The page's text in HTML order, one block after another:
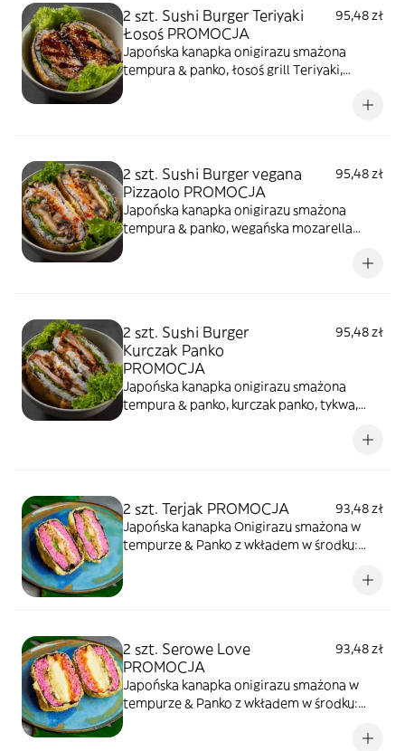
2 szt. Sushi Burger Teriyaki
Łosoś PROMOCJA
95,48 zł
Japońska kanapka onigirazu smażona
tempura & panko, łosoś grill Teriyaki,
2 szt. Sushi Burger vegana
Pizzaolo PROMOCJA
95,48 zł
Japońska kanapka onigirazu smażona
tempura & panko, wegańska mozarella
2 szt. Sushi Burger
Kurczak Panko
PROMOCJA
95,48 zł
Japońska kanapka onigirazu smażona
tempura & panko, kurczak panko, tykwa,
2 szt. Terjak PROMOCJA
93,48 zł
Japońska kanapka Onigirazu smażona w
tempurze & Panko z wkładem w środku:
2 szt. Serowe Love
PROMOCJA
93,48 zł
Japońska kanapka onigirazu smażona w
tempurze & Panko z wkładem w środku: